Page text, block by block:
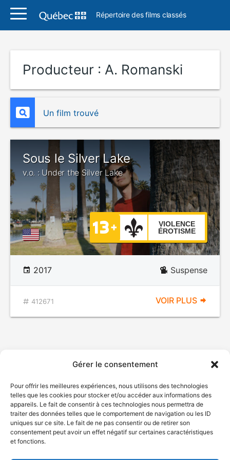
Gérer le consentement
Pour offrir les meilleures expériences, nous utilisons des technologies
telles que les cookies pour stocker et/ou accéder aux informations des
appareils. Le fait de consentir à ces technologies nous permettra de
traiter des données telles que le comportement de navigation ou les ID
uniques sur ce site. Le fait de ne pas consentir ou de retirer son
consentement peut avoir un effet négatif sur certaines caractéristiques
et fonctions.
Répertoire des films classés
Producteur : A. Romanski
Un film trouvé
Sous le Silver Lake
v.o. : Under the Silver Lake
VIOLENCE
ÉROTISME
2017 Suspense
412671 VOIR PLUS